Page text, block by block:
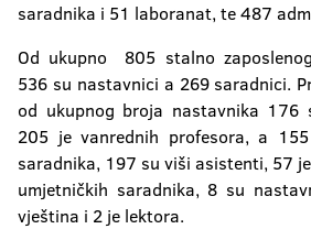
saradnika i 51 laboranat, te 487
Od ukupno 805 stalno
536 su nastavnici a 269 saradnici.
od ukupnog broja nastavnika 176
205 je vanrednih profesora, a
saradnika, 197 su viši asistenti, 57
umjetničkih saradnika, 8 su
vještina i 2 je lektora.